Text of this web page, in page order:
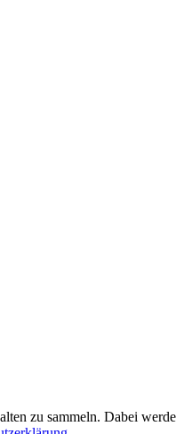
zu sammeln. Dabei